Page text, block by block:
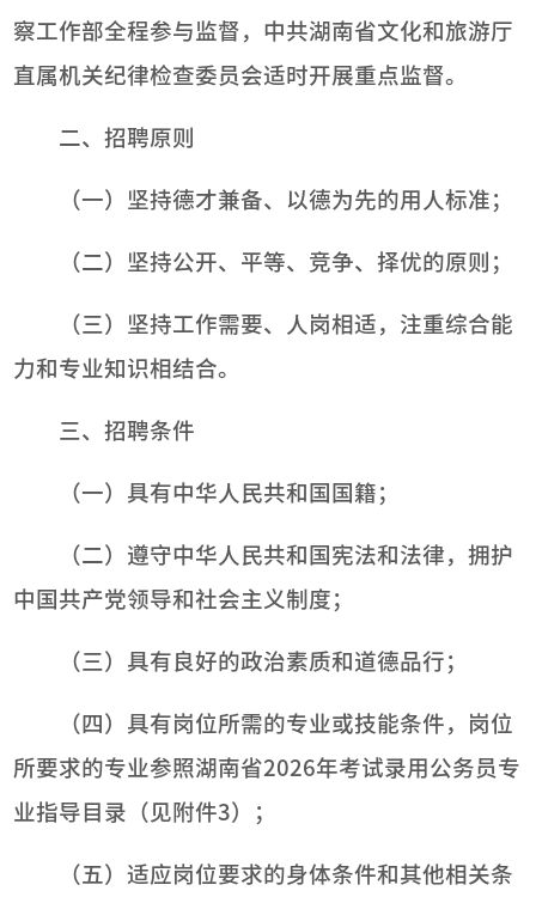
察工作部全程参与监督，中共湖南省文化和旅游厅
直属机关纪律检查委员会适时开展重点监督。
二、招聘原则
（一）坚持德才兼备、以德为先的用人标准；
（二）坚持公开、平等、竞争、择优的原则；
（三）坚持工作需要、人岗相适，注重综合能
力和专业知识相结合。
三、招聘条件
（一）具有中华人民共和国国籍；
（二）遵守中华人民共和国宪法和法律，拥护
中国共产党领导和社会主义制度；
（三）具有良好的政治素质和道德品行；
（四）具有岗位所需的专业或技能条件，岗位
所要求的专业参照湖南省2026年考试录用公务员专
业指导目录（见附件3）；
（五）适应岗位要求的身体条件和其他相关条